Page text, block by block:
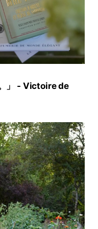
。」 - Victoire de